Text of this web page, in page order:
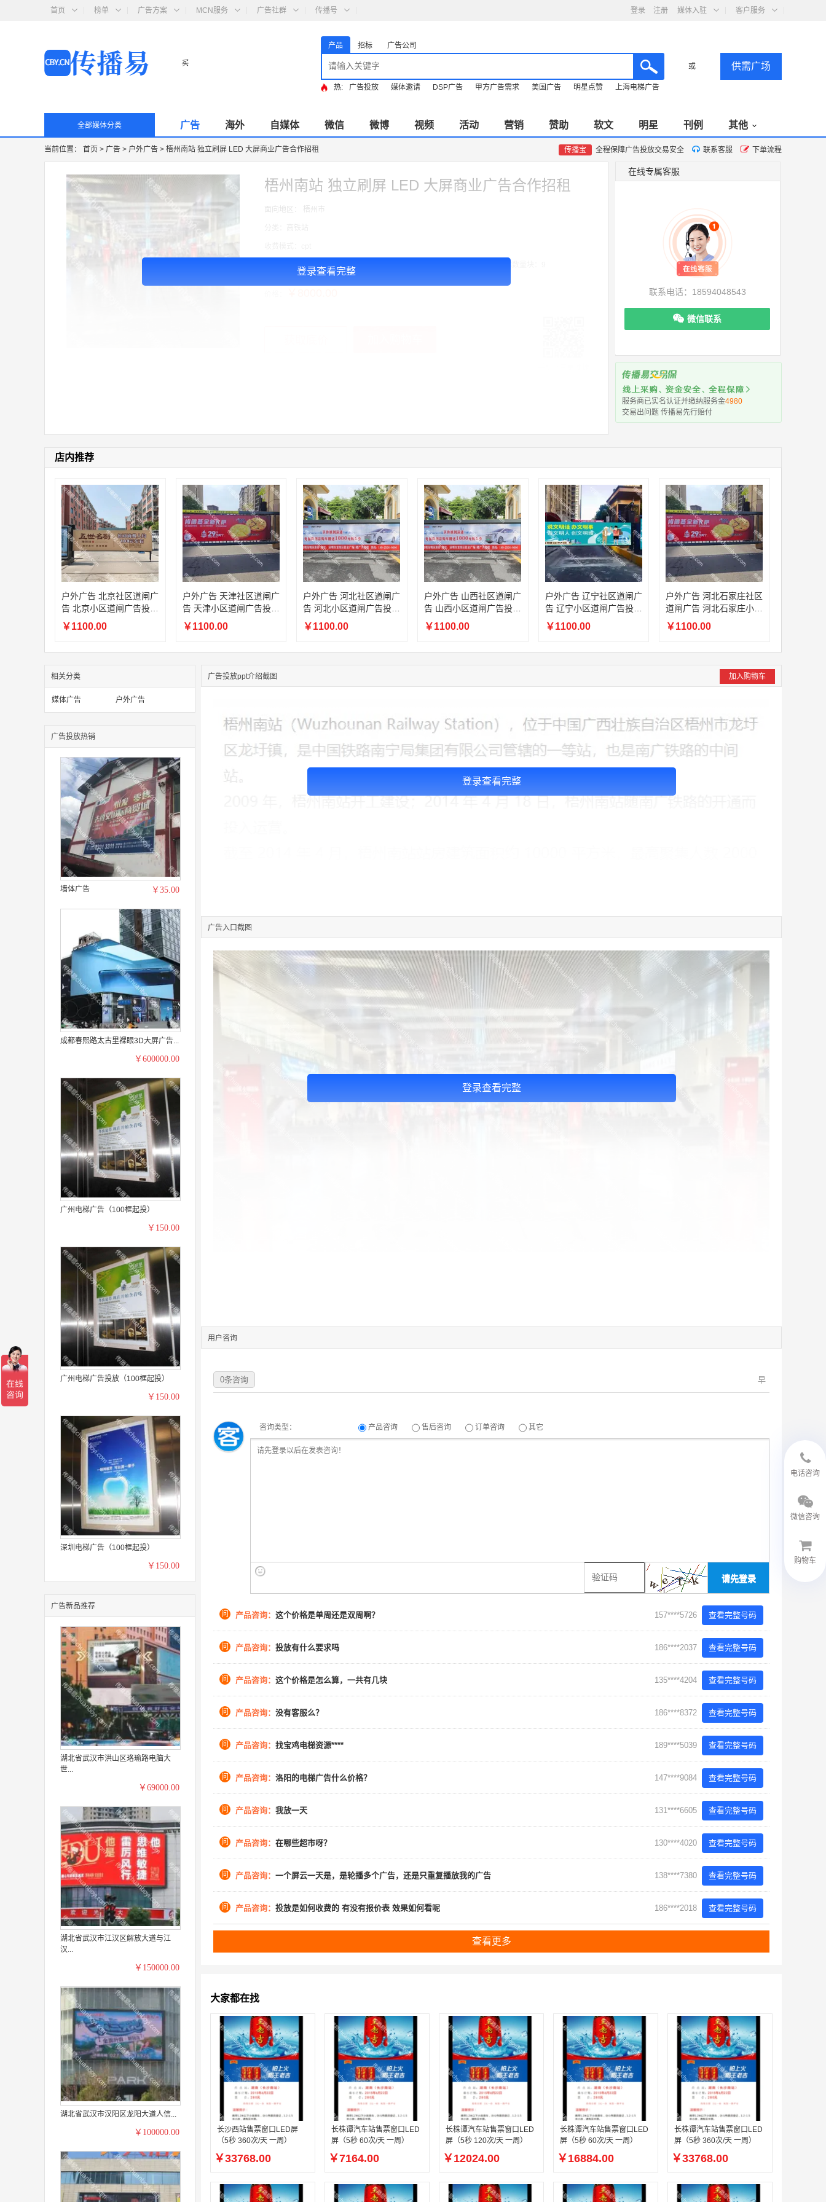
首页 榜单 广告方案 MCN服务 广告社群 传播号 登录 注册 媒体入驻 客户服务
产品 招标 广告公司
或 供需广场
热: 广告投放 媒体邀请 DSP广告 甲方广告需求 美国广告 明星点赞 上海电梯广告
全部媒体分类 广告 海外 自媒体 微信 微博 视频 活动 营销 赞助 软文 明星 刊例 其他
当前位置： 首页 > 广告 > 户外广告 > 梧州南站 独立刷屏 LED 大屏商业广告合作招租 传播宝 全程保障广告投放交易安全 联系客服 下单流程
登录查看完整
梧州南站 独立刷屏 LED 大屏商业广告合作招租
面向地区： 梧州市
广告投放注意事项：媒体尺寸：2.97*1.34,播出频次：15秒195次/天/ ,块媒体数量块：9
02:32:27 176****3456 联系了该媒体所在商家
04:09:07 182****6963 联系了该媒体所在商家
11:44:28 130****3379 联系了该媒体所在商家
08:36:41 191****0991
联系了该媒体所在商家
05:24:34 186****8762 联系了该媒体所在商家
10:41:47 139****8472 联系了该媒体所在商家
02:28:16 183****1249
联系了该媒体所在商家
05:13:40
159****9700
联系了该媒体所在商家
08:52:47
155****6115 联系了该媒体所在商家
在线专属客服
联系电话：18594048543
微信联系
服务商已实名认证并缴纳服务金4980
交易出问题 传播易先行赔付
店内推荐
户外广告 北京社区道闸广
告 北京小区道闸广告投放
价格
￥1100.00
户外广告 天津社区道闸广
告 天津小区道闸广告投放
价格
￥1100.00
户外广告 河北社区道闸广
告 河北小区道闸广告投放
价格
￥1100.00
户外广告 山西社区道闸广
告 山西小区道闸广告投放
价格
￥1100.00
户外广告 辽宁社区道闸广
告 辽宁小区道闸广告投放
价格
￥1100.00
户外广告 河北石家庄社区
道闸广告 河北石家庄小区
道闸广告投放价格
￥1100.00
相关分类
媒体广告 户外广告
广告投放热销
墙体广告 ￥35.00
成都春熙路太古里裸眼3D大屏广告...
￥600000.00
广州电梯广告（100框起投）
￥150.00
广州电梯广告投放（100框起投）
￥150.00
深圳电梯广告（100框起投）
￥150.00
广告新品推荐
湖北省武汉市洪山区珞瑜路电脑大
世...
￥69000.00
湖北省武汉市江汉区解放大道与江
汉...
￥150000.00
湖北省武汉市汉阳区龙阳大道人信...
￥100000.00
广告投放ppt介绍截图 加入购物车
登录查看完整
广告入口截图
登录查看完整
用户咨询
早
0条咨询
咨询类型： 产品咨询 售后咨询 订单咨询 其它
请先登录
问 产品咨询： 这个价格是单周还是双周啊？ 157****5726 查看完整号码
问 产品咨询： 投放有什么要求吗 186****2037 查看完整号码
问 产品咨询： 这个价格是怎么算，一共有几块 135****4204 查看完整号码
问 产品咨询： 没有客服么？ 186****8372 查看完整号码
问 产品咨询： 找宝鸡电梯资源**** 189****5039 查看完整号码
问 产品咨询： 洛阳的电梯广告什么价格？ 147****9084 查看完整号码
问 产品咨询： 我放一天 131****6605 查看完整号码
问 产品咨询： 在哪些超市呀？ 130****4020 查看完整号码
问 产品咨询： 一个屏云一天是，是轮播多个广告，还是只重复播放我的广告 138****7380 查看完整号码
问 产品咨询： 投放是如何收费的 有没有报价表 效果如何看呢 186****2018 查看完整号码
查看更多
大家都在找
长沙西站售票窗口LED屏
（5秒 360次/天 一周）
￥33768.00
长株谭汽车站售票窗口LED
屏（5秒 60次/天 一周）
￥7164.00
长株谭汽车站售票窗口LED
屏（5秒 120次/天 一周）
￥12024.00
长株谭汽车站售票窗口LED
屏（5秒 60次/天 一周）
￥16884.00
长株谭汽车站售票窗口LED
屏（5秒 360次/天 一周）
￥33768.00
电话咨询
微信咨询
微信客服
购物车